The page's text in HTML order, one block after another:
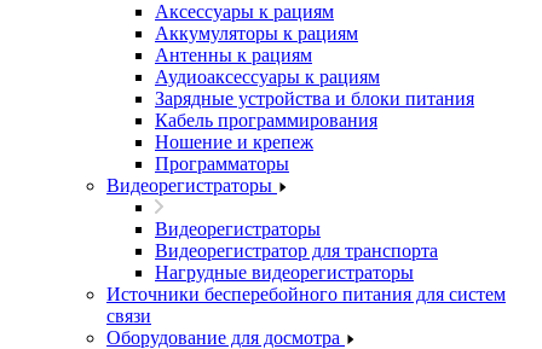
Аксессуары к рациям
Аккумуляторы к рациям
Антенны к рациям
Аудиоаксессуары к рациям
Зарядные устройства и блоки питания
Кабель программирования
Ношение и крепеж
Программаторы
Видеорегистраторы
Видеорегистраторы
Видеорегистратор для транспорта
Нагрудные видеорегистраторы
Источники бесперебойного питания для систем
связи
Оборудование для досмотра